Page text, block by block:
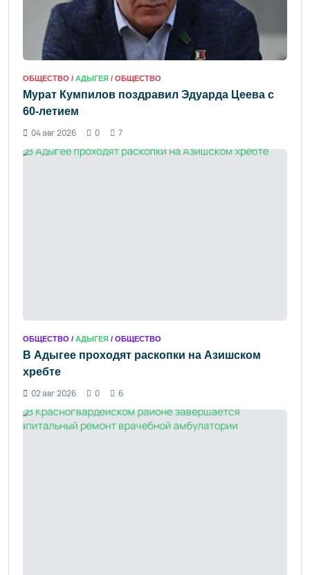
ОБЩЕСТВО / АДЫГЕЯ / ОБЩЕСТВО
Мурат Кумпилов поздравил Эдуарда Цеева с
60-летием
04 авг 2026
0 7
ОБЩЕСТВО / АДЫГЕЯ / ОБЩЕСТВО
В Адыгее проходят раскопки на Азишском
хребте
02 авг 2026
0 6